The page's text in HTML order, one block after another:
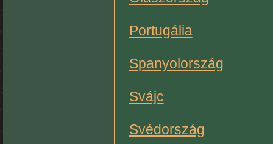
Portugália
Spanyolország
Svájc
Svédország